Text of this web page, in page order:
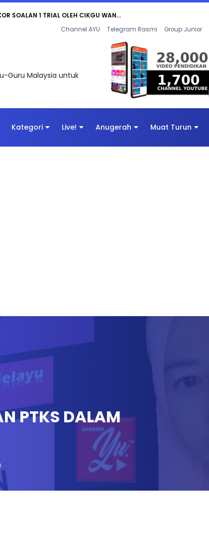
DIGITAL PENYELAMAT DUNIA
Channel AYU Telegram Rasmi Group Junior
Guru Malaysia untuk
Kategori Live! Anugerah Muat Turun
PTKS DALAM